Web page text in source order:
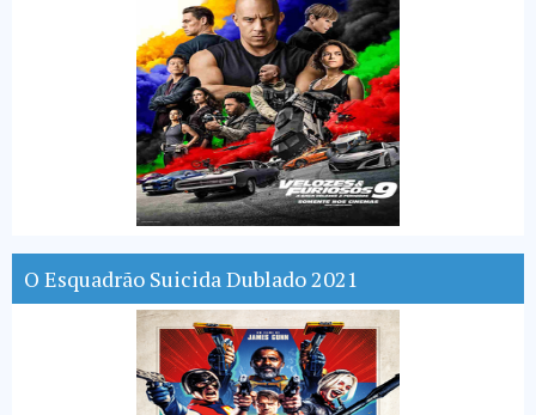
O Esquadrão Suicida Dublado 2021